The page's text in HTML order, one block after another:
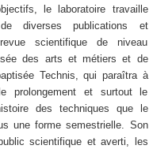
le laboratoire travaille
diverses publications et
scientifique de niveau
des arts et métiers et de
Technis, qui paraîtra à
prolongement et surtout le
des techniques que le
une forme semestrielle. Son
scientifique et averti, les